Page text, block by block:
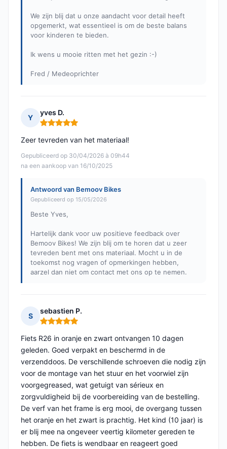
We zijn blij dat u onze aandacht voor detail heeft
opgemerkt, wat essentieel is om de beste balans
voor kinderen te bieden.
Ik wens u mooie ritten met het gezin :-)
Fred / Medeoprichter
Y
yves D.
Opmerking: 5 van 5
Gepubliceerd op 30/04/2026 à 09h44
na een aankoop van 16/10/2025
Zeer tevreden van het materiaal!
Antwoord van Bemoov Bikes
Gepubliceerd op 15/05/2026
Beste Yves,
Hartelijk dank voor uw positieve feedback over
Bemoov Bikes! We zijn blij om te horen dat u zeer
tevreden bent met ons materiaal. Mocht u in de
toekomst nog vragen of opmerkingen hebben,
aarzel dan niet om contact met ons op te nemen.
S
sebastien P.
Opmerking: 5 van 5
Fiets R26 in oranje en zwart ontvangen 10 dagen
geleden. Goed verpakt en beschermd in de
verzenddoos. De verschillende schroeven die nodig zijn
voor de montage van het stuur en het voorwiel zijn
voorgegreased, wat getuigt van sérieux en
zorgvuldigheid bij de voorbereiding van de bestelling.
De verf van het frame is erg mooi, de overgang tussen
het oranje en het zwart is prachtig. Het kind (10 jaar) is
er blij mee na ongeveer veertig kilometer gereden te
hebben. De fiets is wendbaar en reageert goed